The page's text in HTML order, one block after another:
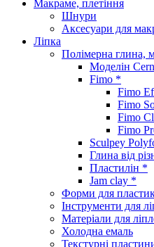
Макраме, плетіння
Шнури
Аксесуари для
Ліпка
Полімерна глина,
Моделін
Fimo *
Fimo
Fimo
Fimo
Fimo
Sculpey
Глина від
Пластилін *
Jam clay *
Форми для
Інструменти для
Матеріали для
Холодна емаль
Текстурні